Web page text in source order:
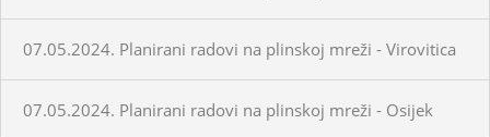
07.05.2024. Planirani radovi na plinskoj mreži - Virovitica
07.05.2024. Planirani radovi na plinskoj mreži - Osijek